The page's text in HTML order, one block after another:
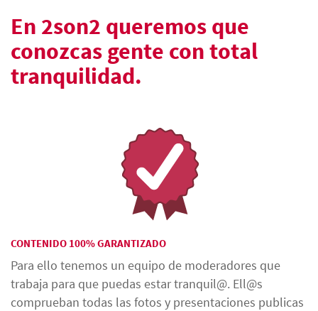
En 2son2 queremos que
conozcas gente con total
tranquilidad.
CONTENIDO 100% GARANTIZADO
Para ello tenemos un equipo de moderadores que
trabaja para que puedas estar tranquil@. Ell@s
comprueban todas las fotos y presentaciones publicas